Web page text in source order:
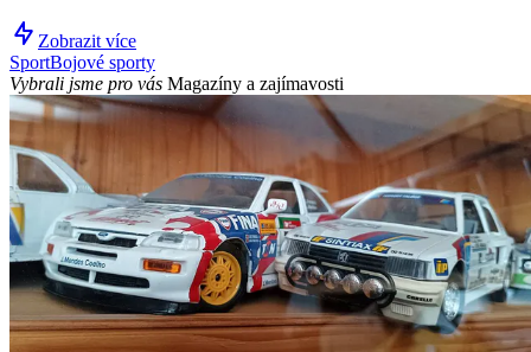
Zobrazit více
SportBojové sporty
Vybrali jsme pro vás Magazíny a zajímavosti